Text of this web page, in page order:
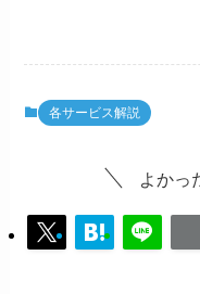
各サービス解説
よかっ